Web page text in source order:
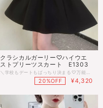
クラシカルガーリー♡ハイウエ
ストプリーツスカート E1303
20%OFF ¥4,320